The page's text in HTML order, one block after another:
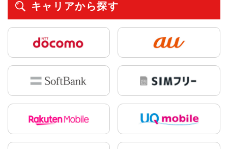
キャリアから探す